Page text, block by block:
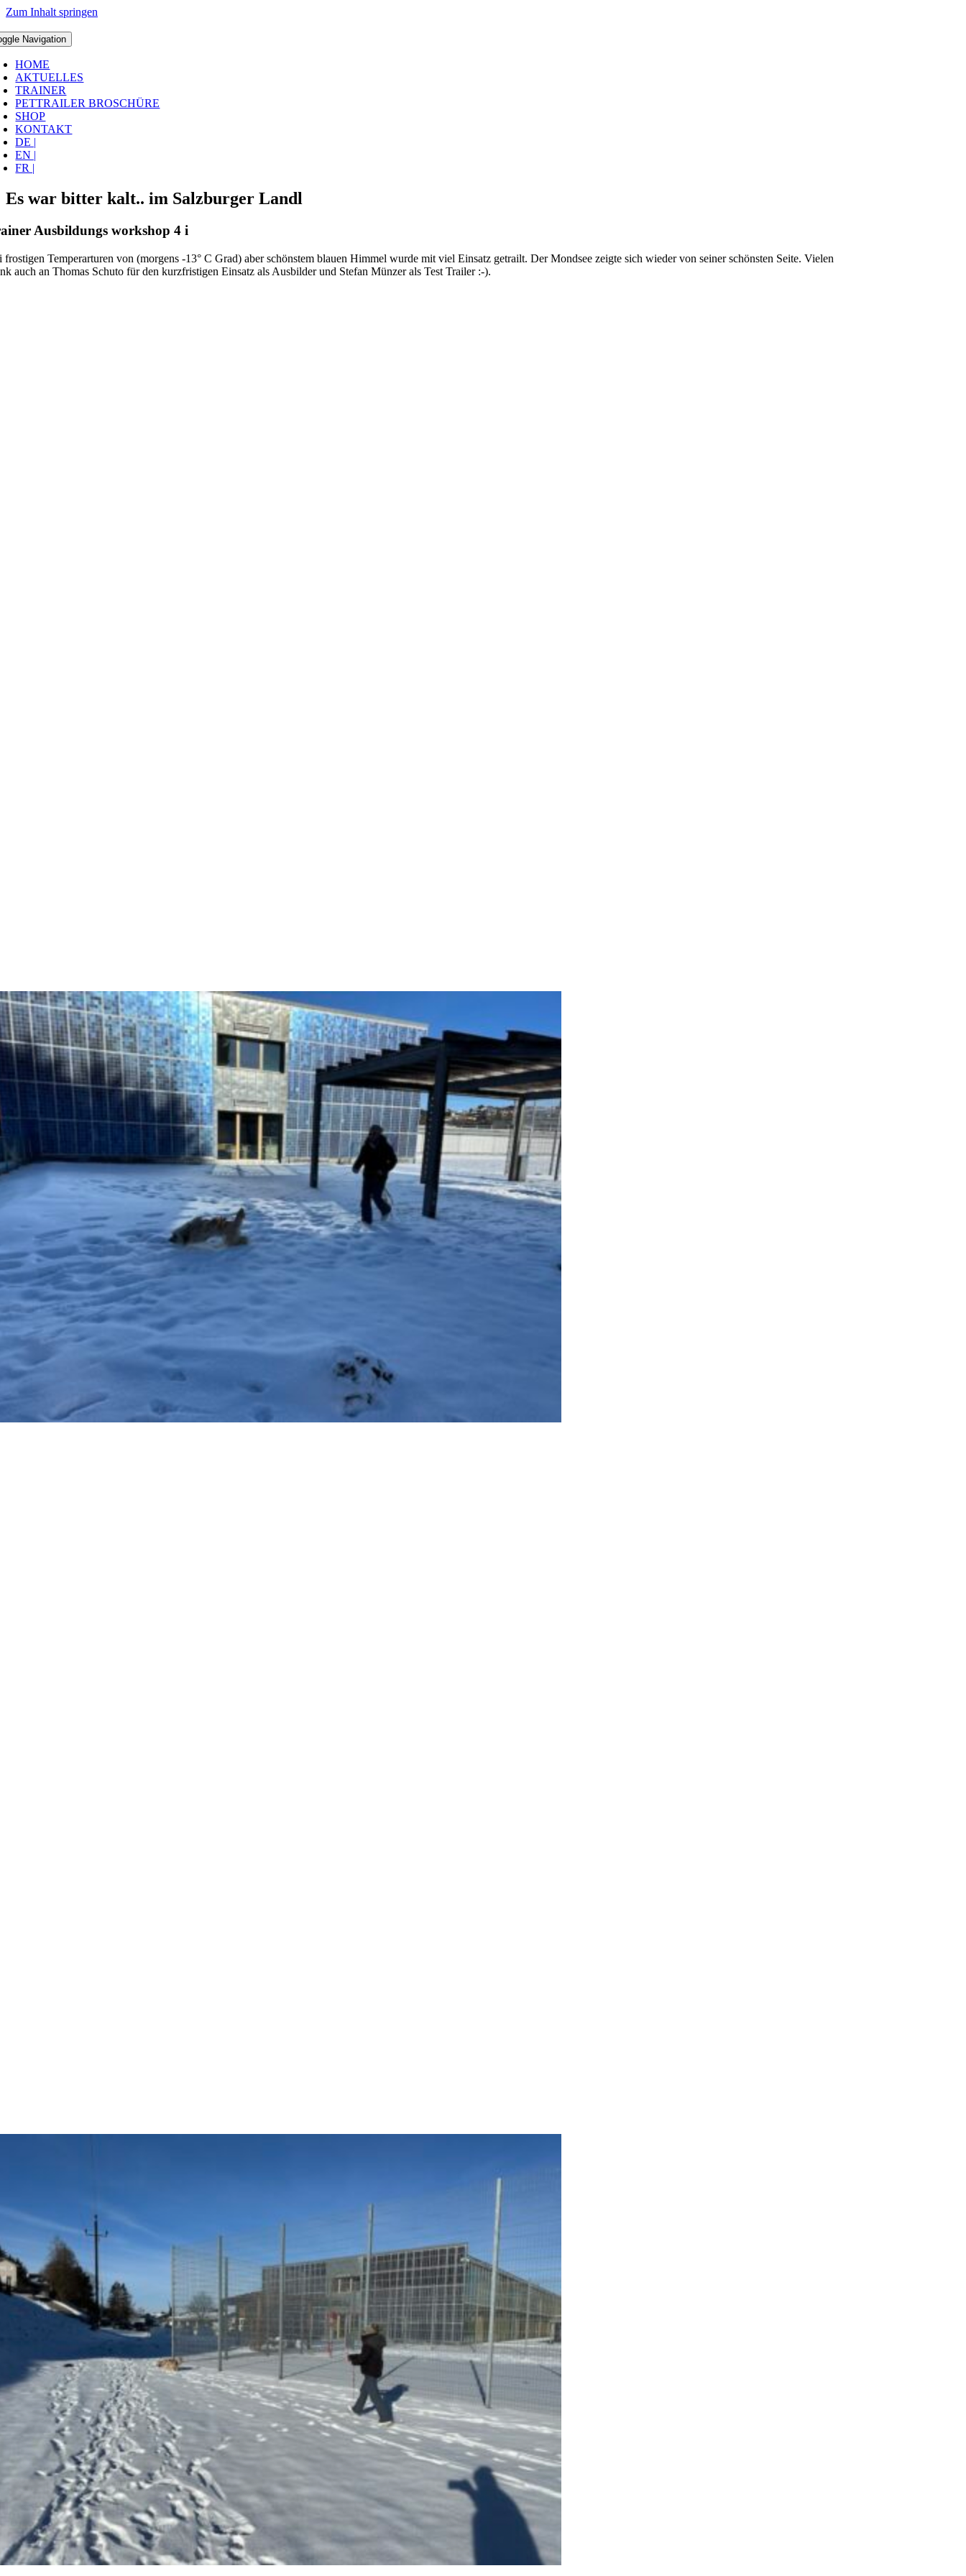
Zum Inhalt springen
Navigation
HOME
AKTUELLES
TRAINER
PETTRAILER BROSCHÜRE
SHOP
KONTAKT
DE |
EN |
FR |
Es war bitter kalt.. im Salzburger Landl
Ausbildungs workshop 4 i
frostigen Temperarturen von (morgens -13° C Grad) aber schönstem blauen Himmel wurde mit viel Einsatz getrailt. Der Mondsee zeigte sich wieder von seiner schönsten Seite. Vielen
auch an Thomas Schuto für den kurzfristigen Einsatz als Ausbilder und Stefan Münzer als Test Trailer :-).